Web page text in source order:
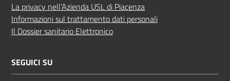
La privacy nell’Azienda USL di Piacenza
Informazioni sul trattamento dati personali
Il Dossier sanitario Elettronico
SEGUICI SU